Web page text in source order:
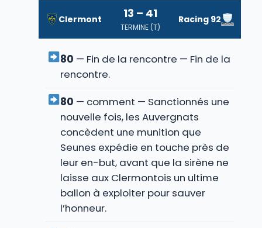
Clermont 13 – 41
TERMINE (T)
Racing 92
80 — Fin de la rencontre — Fin de la
rencontre.
80 — comment — Sanctionnés une
nouvelle fois, les Auvergnats
concèdent une munition que
Seunes expédie en touche près de
leur en-but, avant que la sirène ne
laisse aux Clermontois un ultime
ballon à exploiter pour sauver
l’honneur.